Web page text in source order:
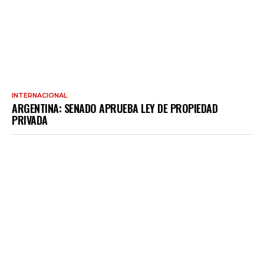
INTERNACIONAL
ARGENTINA: SENADO APRUEBA LEY DE PROPIEDAD
PRIVADA